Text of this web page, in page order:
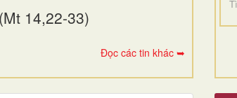
14,22-33)
Đọc các tin khác ➥